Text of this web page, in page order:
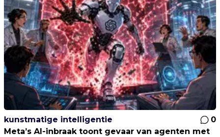
kunstmatige intelligentie
0
Meta’s AI-inbraak toont gevaar van agenten met